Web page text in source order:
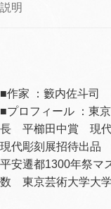
説明
■作家 ：籔内佐斗司
■プロフィール ：東
長 平櫛田中賞 現代
現代彫刻展招待出
平安遷都1300年祭マ
数 東京芸術大学大